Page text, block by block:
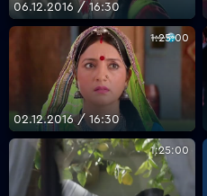
06.12.2016 / 16:30
1:25:00
02.12.2016 / 16:30
1:25:00